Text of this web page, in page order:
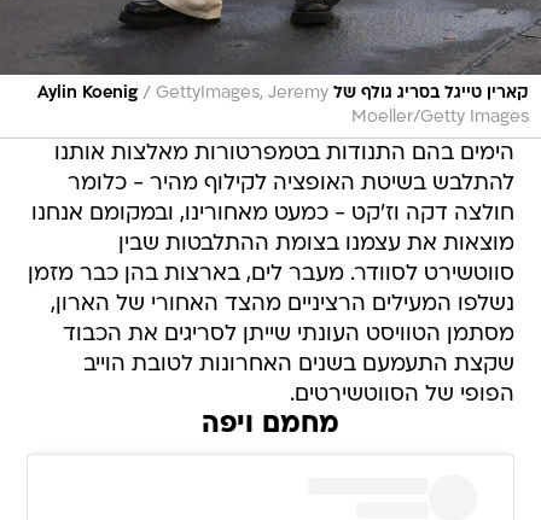
קארין טייגל בסריג גולף של Aylin Koenig / GettyImages, Jeremy
Moeller/Getty Images
הימים בהם התנודות בטמפרטורות מאלצות אותנו
להתלבש בשיטת האופציה לקילוף מהיר - כלומר
חולצה דקה וז'קט - כמעט מאחורינו, ובמקומם אנחנו
מוצאות את עצמנו בצומת ההתלבטות שבין
סווטשירט לסוודר. מעבר לים, בארצות בהן כבר מזמן
נשלפו המעילים הרציניים מהצד האחורי של הארון,
מסתמן הטוויסט העונתי שייתן לסריגים את הכבוד
שקצת התעמעם בשנים האחרונות לטובת הוייב
הפופי של הסווטשירטים.
מחמם ויפה